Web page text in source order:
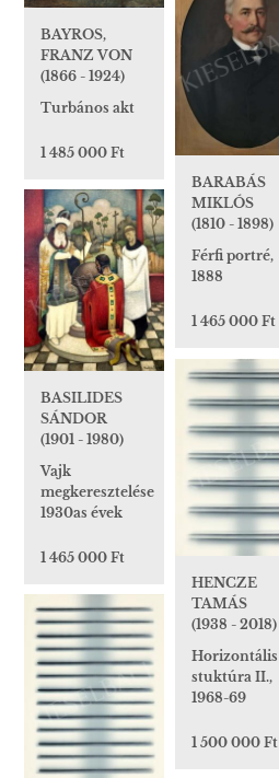
BAYROS,
FRANZ VON
(1866 - 1924)
Turbános akt
1 485 000 Ft
BARABÁS
MIKLÓS
(1810 - 1898)
Férfi portré,
1888
1 465 000 Ft
BASILIDES
SÁNDOR
(1901 - 1980)
Vajk
megkeresztelése
1930as évek
1 465 000 Ft
HENCZE
TAMÁS
(1938 - 2018)
Horizontális
stuktúra II.,
1968-69
1 500 000 Ft